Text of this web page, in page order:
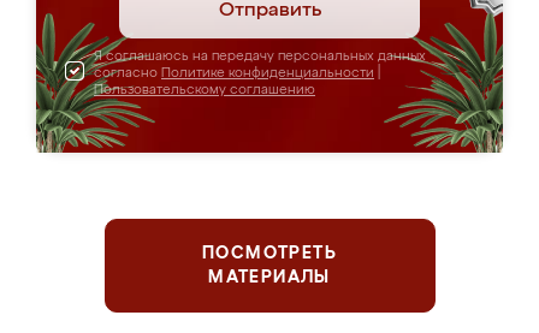
Отправить
Я соглашаюсь на передачу персональных данных
согласно Политике конфиденциальности
Пользовательскому соглашению
ПОСМОТРЕТЬ
МАТЕРИАЛЫ